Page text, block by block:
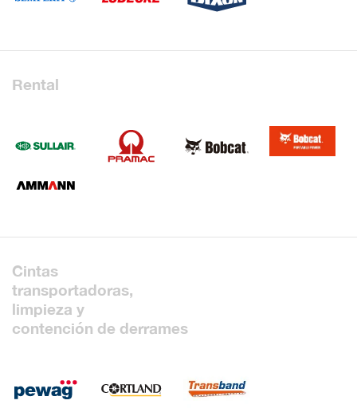
Rental
Cintas
transportadoras,
limpieza y
contención de derrames